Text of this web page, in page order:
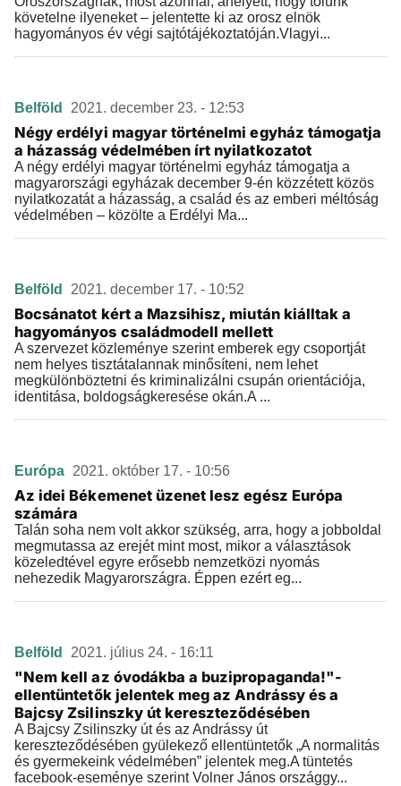
követelne ilyeneket – jelentette ki az orosz elnök
hagyományos év végi sajtótájékoztatóján.Vlagyi...
Belföld 2021. december 23. - 12:53
Négy erdélyi magyar történelmi egyház támogatja
a házasság védelmében írt nyilatkozatot
A négy erdélyi magyar történelmi egyház támogatja a
magyarországi egyházak december 9-én közzétett közös
nyilatkozatát a házasság, a család és az emberi méltóság
védelmében – közölte a Erdélyi Ma...
Belföld 2021. december 17. - 10:52
Bocsánatot kért a Mazsihisz, miután kiálltak a
hagyományos családmodell mellett
A szervezet közleménye szerint emberek egy csoportját
nem helyes tisztátalannak minősíteni, nem lehet
megkülönböztetni és kriminalizálni csupán orientációja,
identitása, boldogságkeresése okán.A ...
Európa 2021. október 17. - 10:56
Az idei Békemenet üzenet lesz egész Európa
számára
Talán soha nem volt akkor szükség, arra, hogy a jobboldal
megmutassa az erejét mint most, mikor a választások
közeledtével egyre erősebb nemzetközi nyomás
nehezedik Magyarországra. Éppen ezért eg...
Belföld 2021. július 24. - 16:11
"Nem kell az óvodákba a buzipropaganda!"-
ellentüntetők jelentek meg az Andrássy és a
Bajcsy Zsilinszky út kereszteződésében
A Bajcsy Zsilinszky út és az Andrássy út
kereszteződésében gyülekező ellentüntetők „A normalitás
és gyermekeink védelmében” jelentek meg.A tüntetés
facebook-eseménye szerint Volner János országgy...